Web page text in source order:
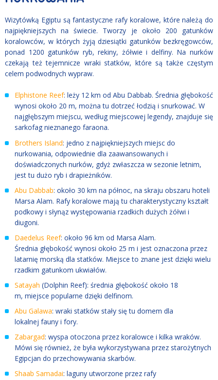
Wizytówką Egiptu są fantastyczne rafy koralowe, które należą do
najpiękniejszych na świecie. Tworzy je około 200 gatunków
koralowców, w których żyją dziesiątki gatunków bezkręgowców,
ponad 1200 gatunków ryb, rekiny, żółwie i delfiny. Na nurków
czekają też tejemnicze wraki statków, które są także częstym
celem podwodnych wypraw.
Elphistone Reef: leży 12 km od Abu Dabbab. Średnia głębokość
wynosi około 20 m, można tu dotrzeć łodzią i snurkować. W
najgłębszym miejscu, według miejscowej legendy, znajduje się
sarkofag nieznanego faraona.
Brothers Island: jedno z najpiękniejszych miejsc do
nurkowania, odpowiednie dla zaawansowanych i
doświadczonych nurków, gdyż zwłaszcza w sezonie letnim,
jest tu dużo ryb i drapieżników.
Abu Dabbab: około 30 km na północ, na skraju obszaru hoteli
Marsa Alam. Rafy koralowe mają tu charakterystyczny kształt
podkowy i słynąz występowania rzadkich dużych żółwi i
diugoni.
Daedelus Reef: około 96 km od Marsa Alam.
Średnia głębokość wynosi około 25 m i jest oznaczona przez
latarnię morską dla statków. Miejsce to znane jest dzięki wielu
rzadkim gatunkom ukwiałów.
Satayah (Dolphin Reef): średnia głębokość około 18
m, miejsce popularne dzięki delfinom.
Abu Galawa: wraki statków stały się tu domem dla
lokalnej fauny i fory.
Zabargad: wyspa otoczona przez koralowce i kilka wraków.
Mówi się również, że była wykorzystywana przez starożytnych
Egipcjan do przechowywania skarbów.
Shaab Samadai: laguny utworzone przez rafy